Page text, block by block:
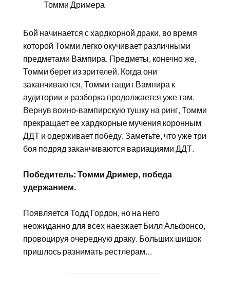
Томми Дримера
Бой начинается с хардкорной драки, во время
которой Томми легко окучивает различными
предметами Вампира. Предметы, конечно же,
Томми берет из зрителей. Когда они
заканчиваются, Томми тащит Вампира к
аудитории и разборка продолжается уже там.
Вернув воино-вампирскую тушку на ринг, Томми
прекращает ее хардкорные мучения коронным
ДДТ и одерживает победу. Заметьте, что уже три
боя подряд заканчиваются вариациями ДДТ.
Победитель: Томми Дример, победа
удержанием.
Появляется Тодд Гордон, но на него
неожиданно для всех наезжает Билл Альфонсо,
провоцируя очередную драку. Больших шишок
пришлось разнимать рестлерам…